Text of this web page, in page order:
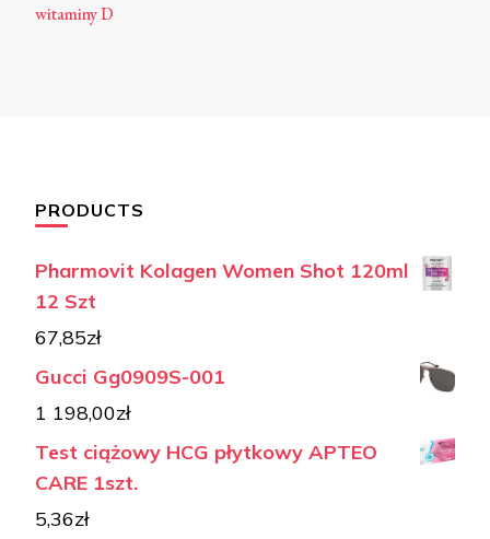
witaminy D
PRODUCTS
Pharmovit Kolagen Women Shot 120ml
12 Szt
67,85zł
Gucci Gg0909S-001
1 198,00zł
Test ciążowy HCG płytkowy APTEO
CARE 1szt.
5,36zł